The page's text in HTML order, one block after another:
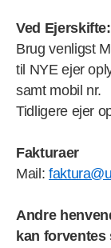
Ved Ejerskifte:
Brug venligst
til NYE ejer
samt mobil nr.
Tidligere ejer
Fakturaer
Mail:
Andre
kan forventes